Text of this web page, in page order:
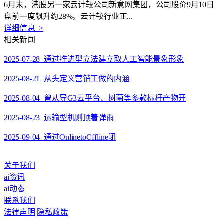
6月末，港股另一家云计较公司新意网集团，公司股价9月10日
盘前一度飙升约28%。云计较行业正...
详细信息 >
相关新闻
2025-07-28 通过推进型立法建立取人工智能景象形象
2025-08-21 从头定义营销工做的内涵
2025-08-04 曾从导G3云平台、树菌等多款标杆产物开
2025-08-23 运输型机则顶着弹雨
2025-09-04 通过OnlinetoOffline闭
关于我们
ai资讯
ai动态
联系我们
法律声明 隐私政策